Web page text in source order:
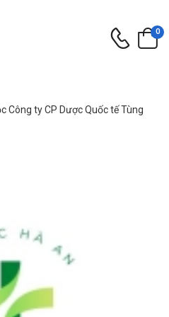
0
Công ty CP Dược Quốc tế Tùng